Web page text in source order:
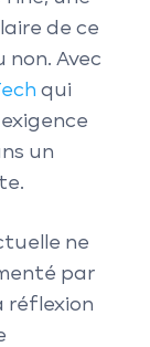
de ce
Avec
qui
un
ne
par
réflexion